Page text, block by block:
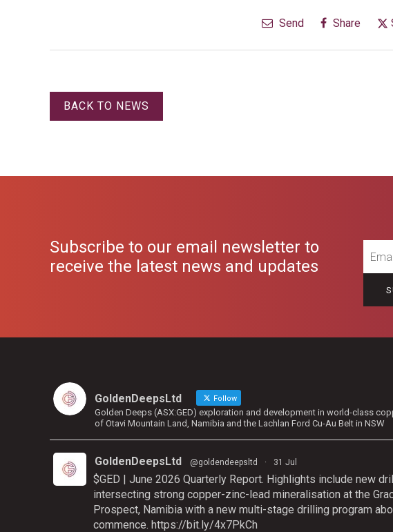
Send Share
BACK TO NEWS
Subscribe to our email newsletter to
receive the latest news and updates
GoldenDeepsLtd Follow
Golden Deeps (ASX:GED) exploration and development in world-class
of Otavi Mountain Land, Namibia and the Lachlan Ford Cu-Au Belt in NSW
GoldenDeepsLtd @goldendeepsltd · 31 Jul
$GED | June 2026 Quarterly Report. Highlights include new
intersecting strong copper-zinc-lead mineralisation at the
Prospect, Namibia with a new multi-stage drilling program
commence. https://bit.ly/4x7PkCh